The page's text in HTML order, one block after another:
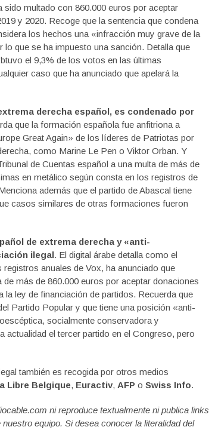
multado con 860.000 euros por aceptar
y 2020. Recoge que la sentencia que condena
los hechos una «infracción muy grave de la
que se ha impuesto una sanción. Detalla que
el 9,3% de los votos en las últimas
caso que ha anunciado que apelará la
derecha español, es condenado por
que la formación española fue anfitriona a
Great Again» de los líderes de Patriotas por
como Marine Le Pen o Viktor Orban. Y
de Cuentas español a una multa de más de
en metálico según consta en los registros de
además que el partido de Abascal tiene
casos similares de otras formaciones fueron
de extrema derecha y «anti-
ilegal. El digital árabe detalla como el
anuales de Vox, ha anunciado que
más de 860.000 euros por aceptar donaciones
ley de financiación de partidos. Recuerda que
Partido Popular y que tiene una posición «anti-
socialmente conservadora y
actualidad el tercer partido en el Congreso, pero
también es recogida por otros medios
Libre Belgique, Euractiv, AFP o Swiss Info.
ni reproduce textualmente ni publica links
equipo. Si desea conocer la literalidad del